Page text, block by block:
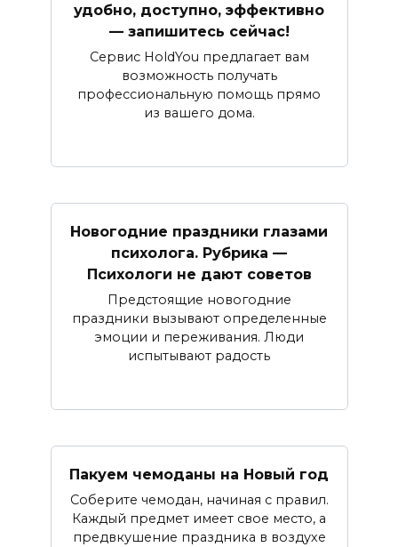
удобно, доступно, эффективно
— запишитесь сейчас!
Сервис HoldYou предлагает вам
возможность получать
профессиональную помощь прямо
из вашего дома.
Новогодние праздники глазами
психолога. Рубрика —
Психологи не дают советов
Предстоящие новогодние
праздники вызывают определенные
эмоции и переживания. Люди
испытывают радость
Пакуем чемоданы на Новый год
Соберите чемодан, начиная с правил.
Каждый предмет имеет свое место, а
предвкушение праздника в воздухе